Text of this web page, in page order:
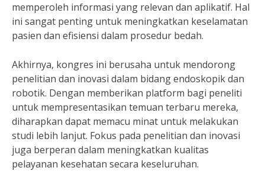
memperoleh informasi yang relevan dan aplikatif. Hal
ini sangat penting untuk meningkatkan keselamatan
pasien dan efisiensi dalam prosedur bedah.
Akhirnya, kongres ini berusaha untuk mendorong
penelitian dan inovasi dalam bidang endoskopik dan
robotik. Dengan memberikan platform bagi peneliti
untuk mempresentasikan temuan terbaru mereka,
diharapkan dapat memacu minat untuk melakukan
studi lebih lanjut. Fokus pada penelitian dan inovasi
juga berperan dalam meningkatkan kualitas
pelayanan kesehatan secara keseluruhan.